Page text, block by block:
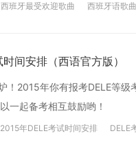
西班牙最受欢迎歌曲 西班牙语歌曲
间安排（西语官方版）
！2015年你有报考DELE等
一起备考相互鼓励哟！
2015年DELE考试时间安排 DELE